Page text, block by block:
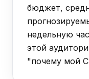
бюджет,
недельную
этой
"почему мой